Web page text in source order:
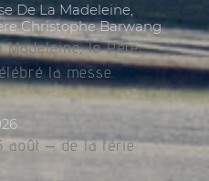
De La Madeleine,
Christophe Barwang
Madeleine, le Père
la messe.
août – de la férie